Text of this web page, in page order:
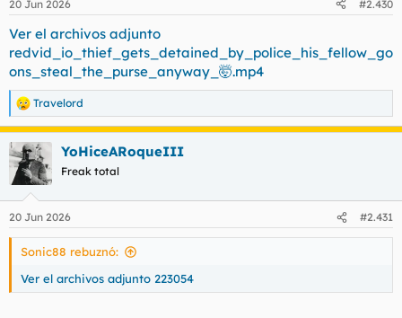
e
:
20 Jun 2026 #2.430
Ver el archivos adjunto
redvid_io_thief_gets_detained_by_police_his_fellow_go
ons_steal_the_purse_anyway_🤯.mp4
R
e
a
c
c
e
s
Travelord
YoHiceARoqueIII
Freak total
20 Jun 2026 #2.431
Sonic88 rebuznó:
Ver el archivos adjunto 223054